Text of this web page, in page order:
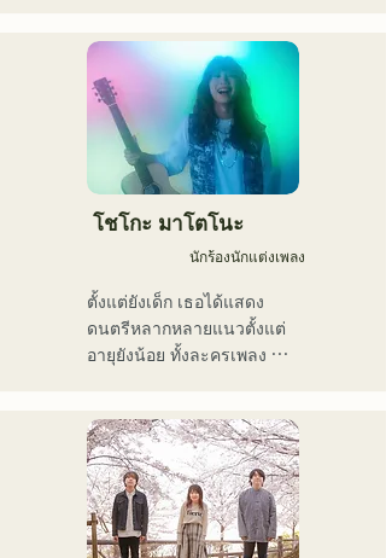
行う傍ら、大胆な色彩感覚
を活かしたアート制作に励
む。枠に収まりきれないマ
ルチな表現スタイルを確立
するため、日々探求を続け
ている。現在はSNSを中心
に、自身の表現を発信中。
โชโกะ มาโตโนะ
นักร้องนักแต่งเพลง
ตั้งแต่ยังเด็ก เธอได้แสดง
ดนตรีหลากหลายแนวตั้งแต่
อายุยังน้อย ทั้งละครเพลง
2011
เธอได้ปรากฏตัวในสื่อต่างๆ
มากมาย โดยส่วนใหญ่อยู่ใน
บ้านเกิดของเธอที่ฟุกุโอกะ
และคิวชู และยังมีส่วนร่วมใน